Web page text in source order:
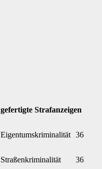
gefertigte Strafanzeigen
Eigentumskriminalität 36
Straßenkriminalität
36